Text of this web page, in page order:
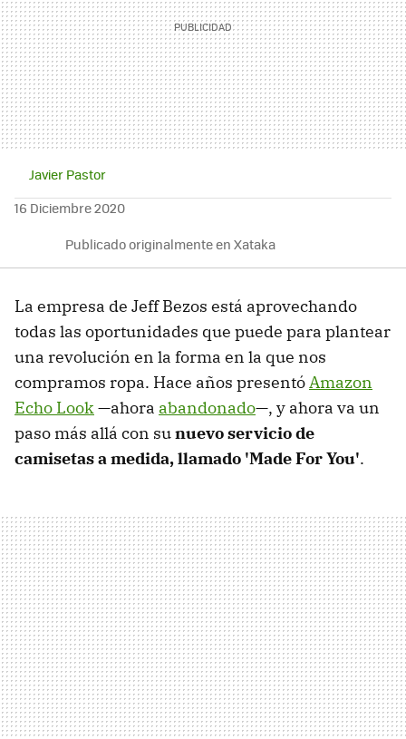
Javier Pastor
16 Diciembre 2020
Publicado originalmente en Xataka
La empresa de Jeff Bezos está aprovechando
todas las oportunidades que puede para plantear
una revolución en la forma en la que nos
compramos ropa. Hace años presentóAmazon
Echo Look—ahora abandonado—, y ahora va un
paso más allá con sunuevo servicio de
camisetas a medida, llamado 'Made For You'.